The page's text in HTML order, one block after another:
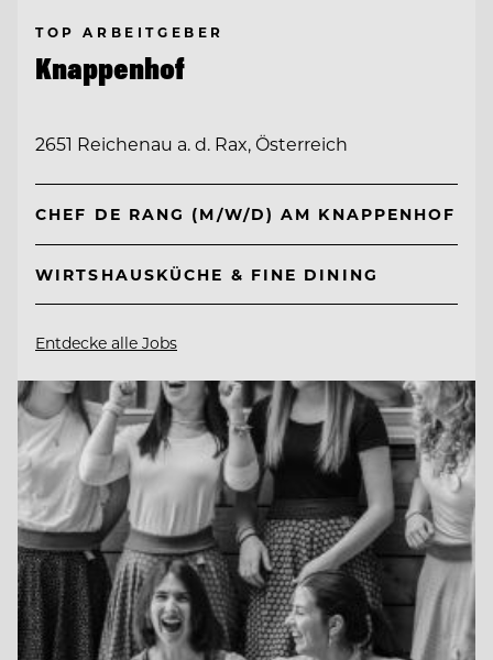
TOP ARBEITGEBER
Knappenhof
2651 Reichenau a. d. Rax, Österreich
CHEF DE RANG (M/W/D) AM KNAPPENHOF
WIRTSHAUSKÜCHE & FINE DINING
Entdecke alle Jobs